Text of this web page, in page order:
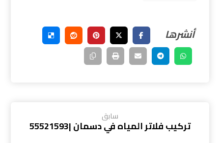
سابق
تركيب فلاتر المياه في دسمان |55521593